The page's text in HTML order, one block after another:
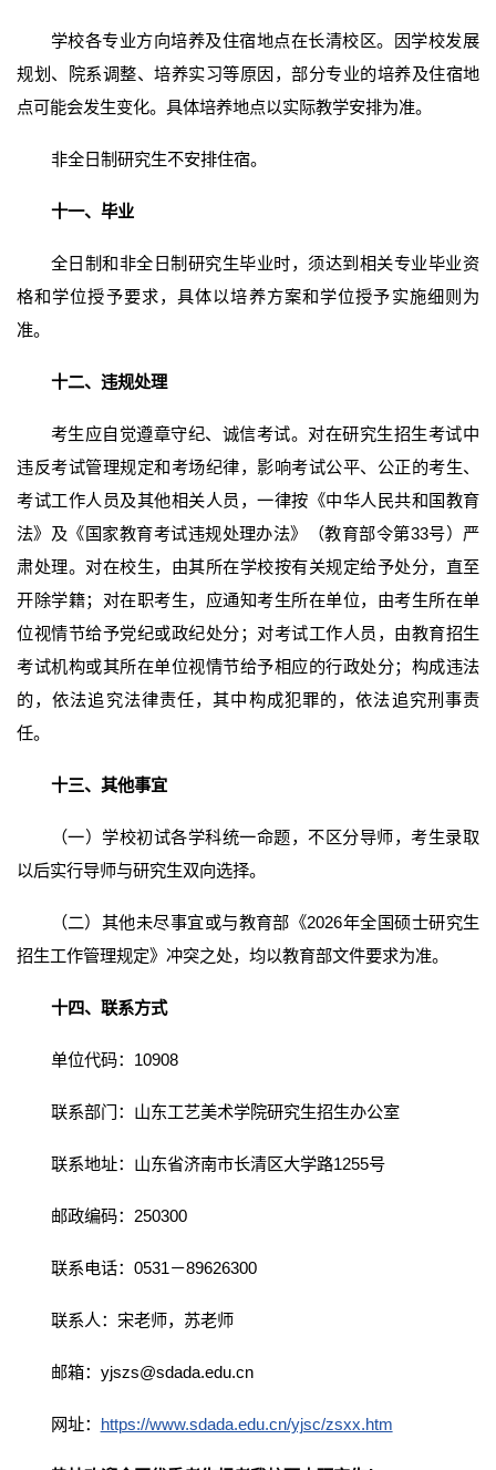
学校各专业方向培养及住宿地点在长清校区。因学校发展
规划、院系调整、培养实习等原因，部分专业的培养及住宿地
点可能会发生变化。具体培养地点以实际教学安排为准。
非全日制研究生不安排住宿。
十一、毕业
全日制和非全日制研究生毕业时，须达到相关专业毕业资
格和学位授予要求，具体以培养方案和学位授予实施细则为
准。
十二、违规处理
考生应自觉遵章守纪、诚信考试。对在研究生招生考试中
违反考试管理规定和考场纪律，影响考试公平、公正的考生、
考试工作人员及其他相关人员，一律按《中华人民共和国教育
法》及《国家教育考试违规处理办法》（教育部令第33号）严
肃处理。对在校生，由其所在学校按有关规定给予处分，直至
开除学籍；对在职考生，应通知考生所在单位，由考生所在单
位视情节给予党纪或政纪处分；对考试工作人员，由教育招生
考试机构或其所在单位视情节给予相应的行政处分；构成违法
的，依法追究法律责任，其中构成犯罪的，依法追究刑事责
任。
十三、其他事宜
（一）学校初试各学科统一命题，不区分导师，考生录取
以后实行导师与研究生双向选择。
（二）其他未尽事宜或与教育部《2026年全国硕士研究生
招生工作管理规定》冲突之处，均以教育部文件要求为准。
十四、联系方式
单位代码：10908
联系部门：山东工艺美术学院研究生招生办公室
联系地址：山东省济南市长清区大学路1255号
邮政编码：250300
联系电话：0531－89626300
联系人：宋老师，苏老师
邮箱：yjszs@sdada.edu.cn
网址： https://www.sdada.edu.cn/yjsc/zsxx.htm